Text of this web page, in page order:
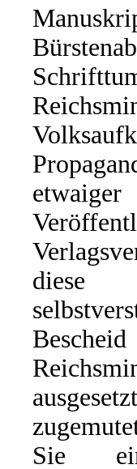
etwaiger
diese
Sie